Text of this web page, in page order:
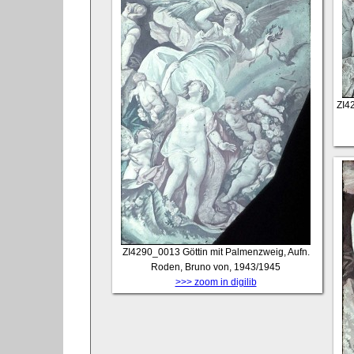
ZI4290_0013 Göttin mit Palmenzweig, Aufn.
Roden, Bruno von, 1943/1945
>>> zoom in digilib